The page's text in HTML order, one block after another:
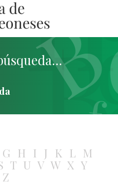
G H I J K L M
T U V W X Y
Z